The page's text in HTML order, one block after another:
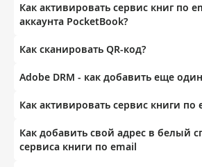
Как активировать сервис книг по
аккаунта PocketBook?
Как сканировать QR-код?
Adobe DRM - как добавить еще
Как активировать сервис книги по
Как добавить свой адрес в белый
сервиса книги по email